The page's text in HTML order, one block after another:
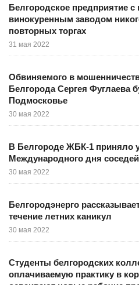
Белгородское предприятие с
винокуренным заводом
повторных торгах
31 мая 2022
Обвиняемого в
Белгорода Сергея Фуглаева
Подмосковье
30 мая 2022
В Белгороде ЖБК-1 приняло
Международного дня соседей
30 мая 2022
Белгородэнерго
течение летних каникул
30 мая 2022
Студенты белгородских
оплачиваемую практику в